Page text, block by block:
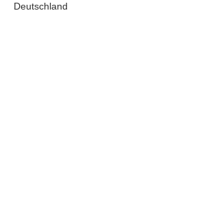
Deutschland